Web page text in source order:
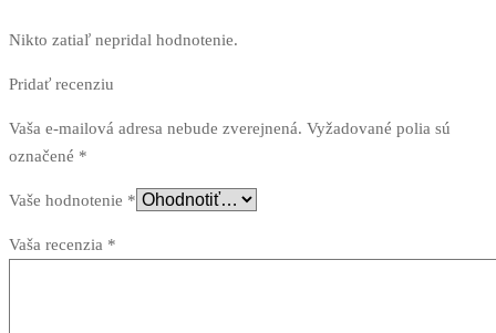
Nikto zatiaľ nepridal hodnotenie.
Pridať recenziu
Vaša e-mailová adresa nebude zverejnená. Vyžadované polia sú
označené *
Vaše hodnotenie *
Vaša recenzia *